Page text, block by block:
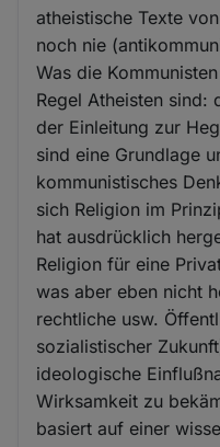
atheistische Texte
noch nie
Was die
Regel Atheisten sind:
der Einleitung zur
sind eine Grundlage
kommunistisches
sich Religion im
hat ausdrücklich
Religion für eine
was aber eben nicht
rechtliche usw.
sozialistischer
ideologische
Wirksamkeit zu
basiert auf einer